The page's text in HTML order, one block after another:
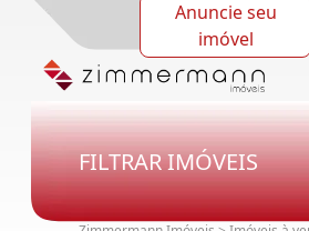
Anuncie seu
imóvel
FILTRAR IMÓVEIS